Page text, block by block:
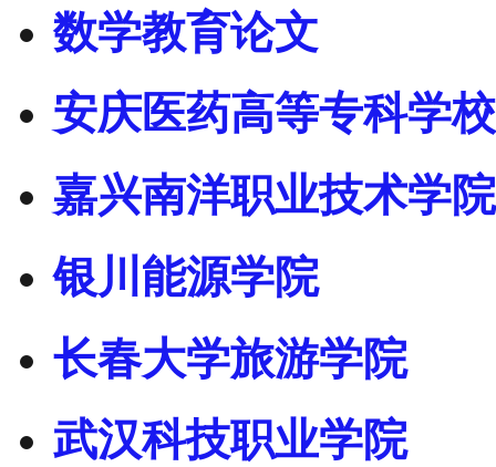
数学教育论文
安庆医药高等专科学校
嘉兴南洋职业技术学院
银川能源学院
长春大学旅游学院
武汉科技职业学院